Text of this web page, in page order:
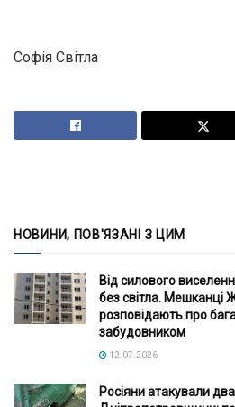
Софія Світла
НОВИНИ, ПОВ'ЯЗАНІ З ЦИМ
Від силового
без світла. Мешканці
розповідають про
забудовником
12.07.2026
Росіяни атакували